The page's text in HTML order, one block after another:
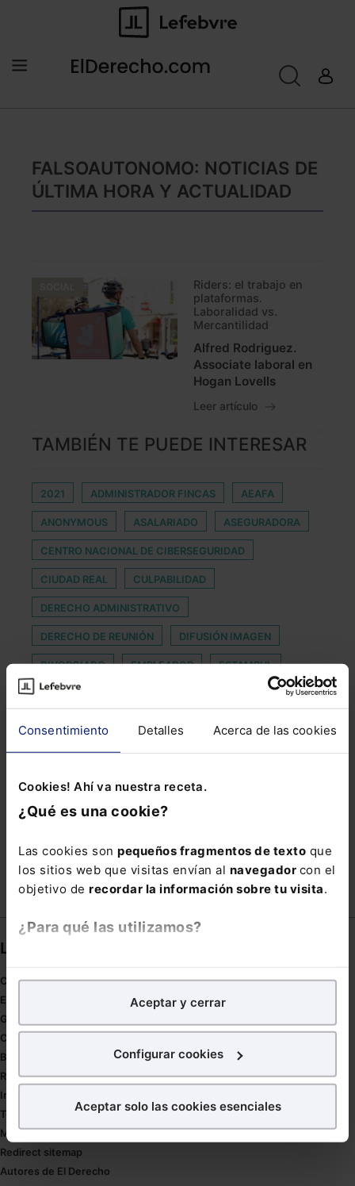
Consentimiento Detalles Acerca de las cookies
Cookies! Ahí va nuestra receta.
¿Qué es una cookie?
Las cookies son pequeños fragmentos de texto que
los sitios web que visitas envían al navegador con el
objetivo de recordar la información sobre tu visita.
¿Para qué las utilizamos?
analíticospara tratar demejorar tu experienciaen
nuestra página web. También con fines publicitarios,
para poder mostrarte publicidad y contenidos de tu
¿Qué puedes hacer?
en la web sea óptima
Puedesaceptar solo las esenciales
todas las cookies excepto aquellas imprescindibles.
Aceptar y cerrar
Configurar cookies
Aceptar solo las cookies esenciales
FALSOAUTONOMO: NOTICIAS DE
ÚLTIMA HORA Y ACTUALIDAD
Riders: el trabajo en
plataformas.
Laboralidad vs.
Mercantilidad
Alfred Rodriguez.
Associate laboral en
Hogan Lovells
Leer artículo
TAMBIÉN TE PUEDE INTERESAR
2021 ADMINISTRADOR FINCAS AEAFA
ANONYMOUS ASALARIADO ASEGURADORA
CENTRO NACIONAL DE CIBERSEGURIDAD
CIUDAD REAL CULPABILIDAD
DERECHO ADMINISTRATIVO
DERECHO DE REUNIÓN DIFUSIÓN IMAGEN
DIVORCIADO EMPLEADOR ESTAMBUL
EXAMEN ONLINE FALLECIMIENTO TRABAJADOR
FUNCIONA
MECANISMO DE SEGUNDA OPORTUNIDAD MORA
RECLAMACIÓN REFORMA LEGAL
RESOLUCIÓN RETROACCION
Links directos
Coronavirus
Estudio de salud abogacía
Gestión de despachos
Compliance
Buenas Prácticas Tributarias
RGPD
Innovación
Tesauro
Mapa web
Redirect sitemap
Autores de El Derecho